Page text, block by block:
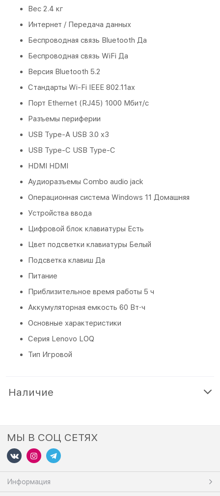
Вес 2.4 кг
Интернет / Передача данных
Беспроводная связь Bluetooth Да
Беспроводная связь WiFi Да
Версия Bluetooth 5.2
Стандарты Wi-Fi IEEE 802.11ax
Порт Ethernet (RJ45) 1000 Мбит/с
Разъемы периферии
USB Type-A USB 3.0 x3
USB Type-C USB Type-C
HDMI HDMI
Аудиоразъемы Combo audio jack
Операционная система Windows 11 Домашняя
Устройства ввода
Цифровой блок клавиатуры Есть
Цвет подсветки клавиатуры Белый
Подсветка клавиш Да
Питание
Приблизительное время работы 5 ч
Аккумуляторная емкость 60 Вт⋅ч
Основные характеристики
Серия Lenovo LOQ
Тип Игровой
Наличие
МЫ В СОЦ СЕТЯХ
Информация